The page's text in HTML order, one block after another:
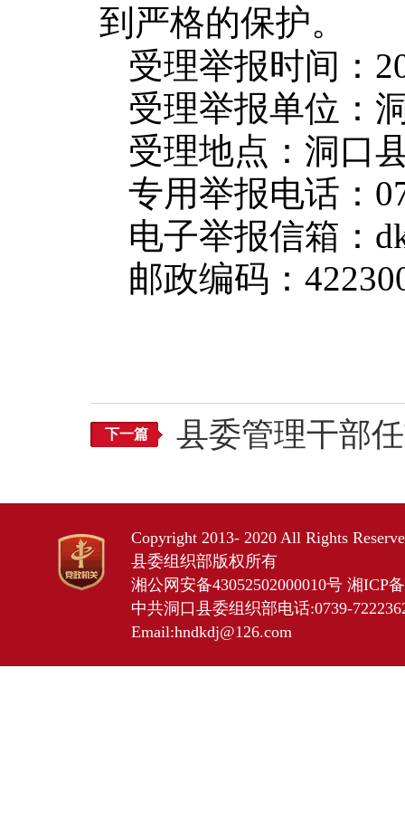
到严格的保护。
受理举报时间：
受理举报单位：
受理地点：洞口
专用举报电话：
电子举报信箱：
邮政编码：
下一篇 县委管理干部
Copyright 2013- 2020 All Rights
县委组织部版权所有
湘公网安备43052502000010号 湘ICP
中共洞口县委组织部电话:0739-
Email:hndkdj@126.com